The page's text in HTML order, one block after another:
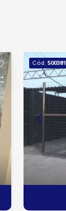
Cód. 500381